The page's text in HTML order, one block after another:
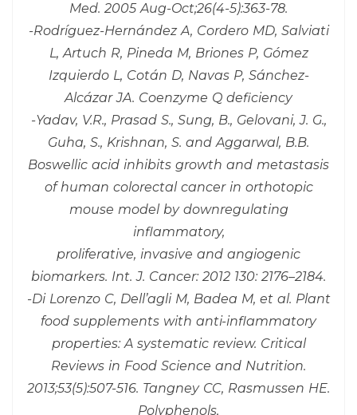
Med. 2005 Aug-Oct;26(4-5):363-78.
-Rodríguez-Hernández A, Cordero MD, Salviati
L, Artuch R, Pineda M, Briones P, Gómez
Izquierdo L, Cotán D, Navas P, Sánchez-
Alcázar JA. Coenzyme Q deficiency
-Yadav, V.R., Prasad S., Sung, B., Gelovani, J. G.,
Guha, S., Krishnan, S. and Aggarwal, B.B.
Boswellic acid inhibits growth and metastasis
of human colorectal cancer in orthotopic
mouse model by downregulating
inflammatory,
proliferative, invasive and angiogenic
biomarkers. Int. J. Cancer: 2012 130: 2176–2184.
-Di Lorenzo C, Dell’agli M, Badea M, et al. Plant
food supplements with anti-inflammatory
properties: A systematic review. Critical
Reviews in Food Science and Nutrition.
2013;53(5):507-516. Tangney CC, Rasmussen HE.
Polyphenols,